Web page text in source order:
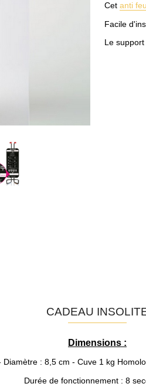
Cet anti feu
Facile
Le
CADEAU
Dimensions :
Diamètre : 8,5 cm - Cuve 1 kg
Durée de fonctionnement : 8